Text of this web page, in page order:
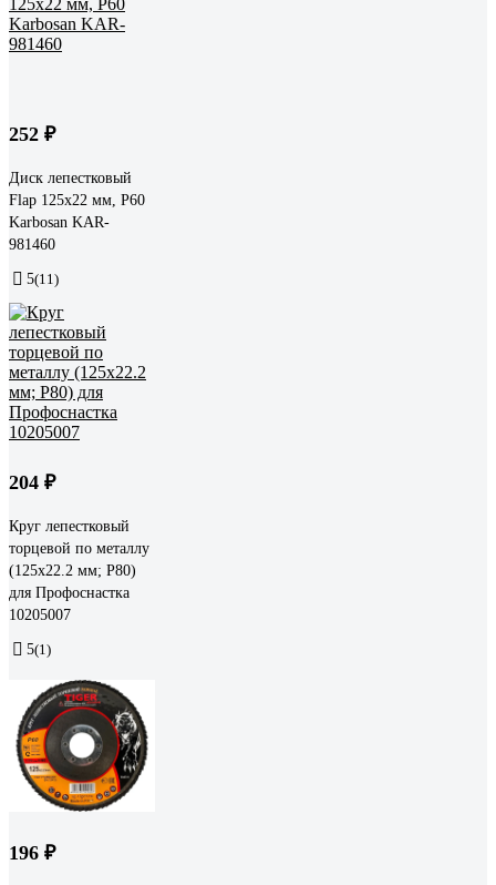
252 ₽
Диск лепестковый
Flap 125x22 мм, Р60
Karbosan KAR-
981460
5(11)
204 ₽
Круг лепестковый
торцевой по металлу
(125х22.2 мм; P80)
для Профоснастка
10205007
5(1)
196 ₽